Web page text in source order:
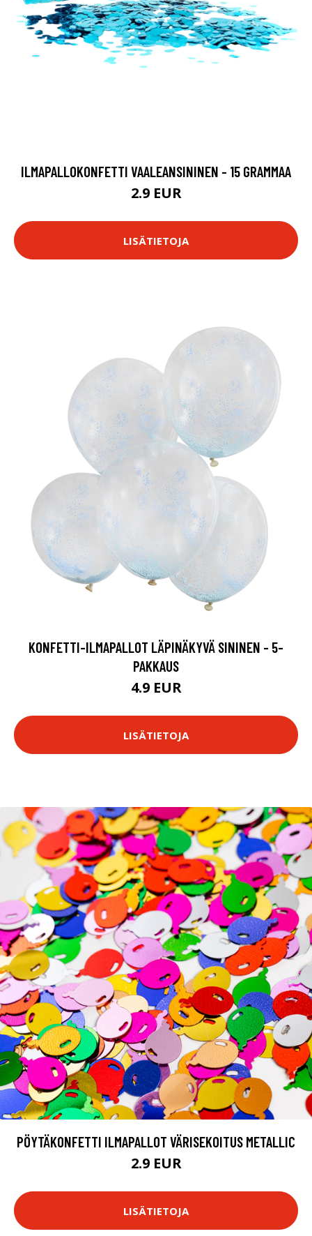
ILMAPALLOKONFETTI VAALEANSININEN - 15 GRAMMAA
2.9 EUR
LISÄTIETOJA
KONFETTI-ILMAPALLOT LÄPINÄKYVÄ SININEN - 5-
PAKKAUS
4.9 EUR
LISÄTIETOJA
PÖYTÄKONFETTI ILMAPALLOT VÄRISEKOITUS METALLIC
2.9 EUR
LISÄTIETOJA